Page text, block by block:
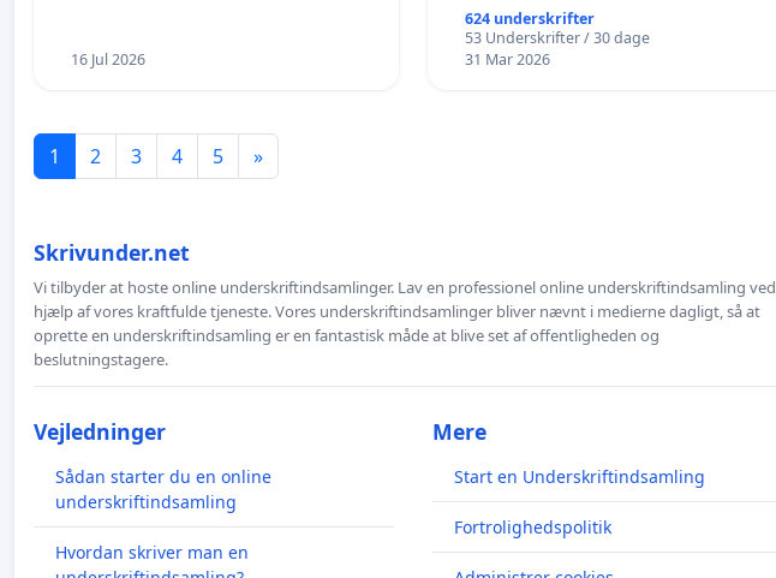
16 Jul 2026
624 underskrifter
53 Underskrifter / 30 dage
31 Mar 2026
1 2 3 4 5 »
Skrivunder.net
Vi tilbyder at hoste online underskriftindsamlinger. Lav en professionel online underskriftindsamling ved
hjælp af vores kraftfulde tjeneste. Vores underskriftindsamlinger bliver nævnt i medierne dagligt, så at
oprette en underskriftindsamling er en fantastisk måde at blive set af offentligheden og
beslutningstagere.
Vejledninger
Sådan starter du en online
underskriftindsamling
Hvordan skriver man en
Mere
Start en Underskriftindsamling
Fortrolighedspolitik